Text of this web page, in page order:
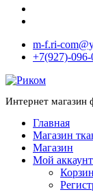
m-f.ri-
+7(927)-
Интернет магазин
Главная
Магазин
Магазин
Мой аккаунт